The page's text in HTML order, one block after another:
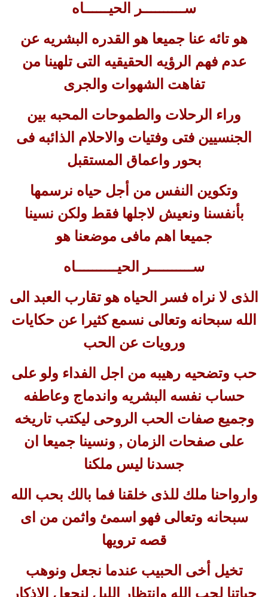
ســــــــــر الحيــــــاه
هو تائه عنا جميعا هو القدره البشريه عن
عدم فهم الرؤيه الحقيقيه التى تلهينا من
تفاهت الشهوات والجرى
وراء الرحلات والطموحات المحبه بين
الجنسيين فتى وفتيات والاحلام الذائبه فى
بحور واعماق المستقبل
وتكوين النفس من أجل حياه نرسمها
بأنفسنا ونعيش لاجلها فقط ولكن نسينا
جميعا اهم مافى موضعنا هو
ســــــــــر الحيــــــــــاه
الذى لا نراه فسر الحياه هو تقارب العبد الى
الله سبحانه وتعالى نسمع كثيرا عن حكايات
ورويات عن الحب
حب وتضحيه رهيبه من اجل الفداء ولو على
حساب نفسه البشريه واندماج وعاطفه
وجميع صفات الحب الروحى ليكتب تاريخه
على صفحات الزمان , ونسينا جميعا ان
جسدنا ليس ملكنا
وارواحنا ملك للذى خلقنا فما بالك بحب الله
سبحانه وتعالى فهو اسمئ واثمن من اى
قصه ترويها
تخيل أخى الحبيب عندما نجعل ونوهب
حياتنا لحب الله وانتظار الليل لنجعل الاذكار